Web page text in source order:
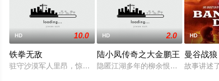
HD 10.0
铁拳无敌
驻守沙漠军人里昂，惊闻兄长被人陷害烧伤，激愤之余，决定
HD 2.0
陆小凤传奇之大金鹏王
隐匿江湖多年的柳余恨（杨世星 饰
HD
曼谷战狼
故事讲述